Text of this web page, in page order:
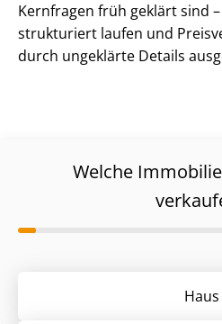
Kernfragen früh geklärt sind
strukturiert laufen und
durch ungeklärte Details
Welche
Haus